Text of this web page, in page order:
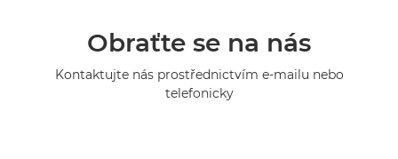
Obraťte se na nás
Kontaktujte nás prostřednictvím e-mailu nebo
telefonicky